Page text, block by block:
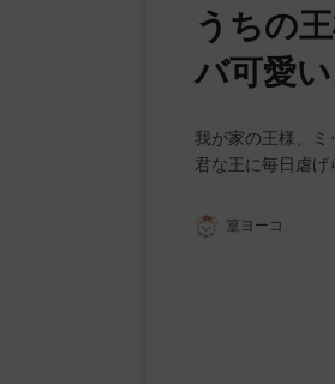
うちの
バ可愛い
我が家の王様、ミ
君な王に毎日虐げ
篁ヨーコ